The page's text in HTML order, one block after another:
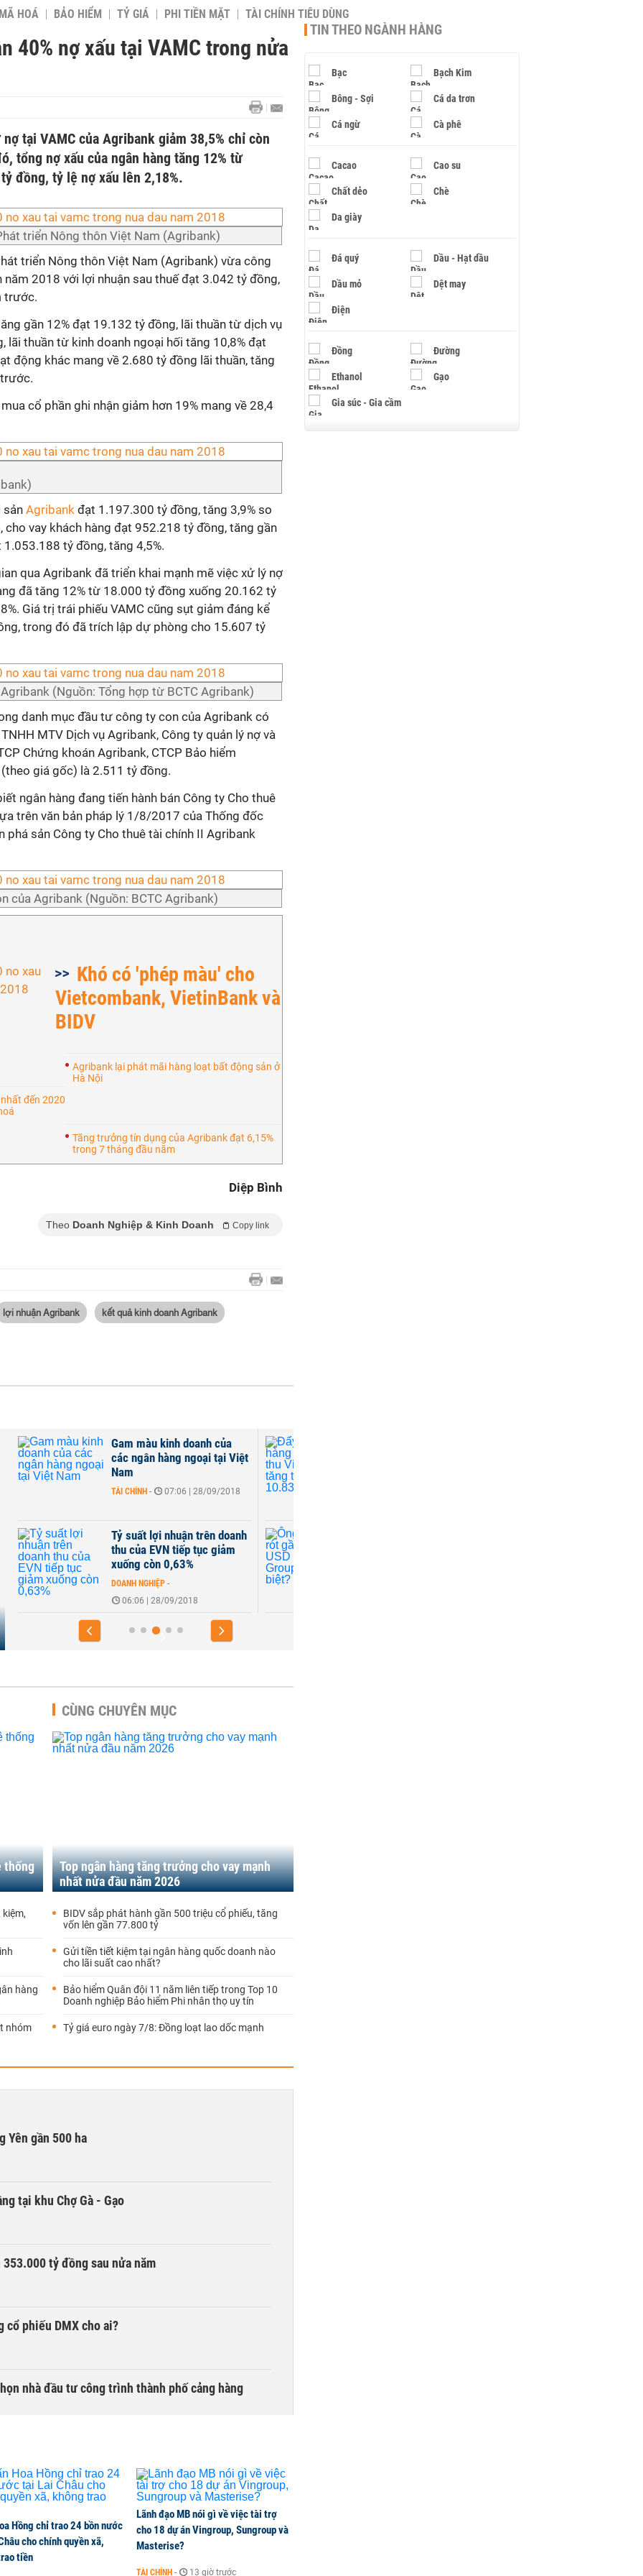
HOÁ BẢO HIỂM TỶ GIÁ PHI TIỀN MẶT TÀI CHÍNH TIÊU DÙNG
40% nợ xấu tại VAMC trong nửa
tại VAMC của Agribank giảm 38,5% chỉ còn
tổng nợ xấu của ngân hàng tăng 12% từ
đồng, tỷ lệ nợ xấu lên 2,18%.
triển Nông thôn Việt Nam (Agribank)
triển Nông thôn Việt Nam (Agribank) vừa công
năm 2018 với lợi nhuận sau thuế đạt 3.042 tỷ đồng,
trước.
gần 12% đạt 19.132 tỷ đồng, lãi thuần từ dịch vụ
lãi thuần từ kinh doanh ngoại hối tăng 10,8% đạt
động khác mang về 2.680 tỷ đồng lãi thuần, tăng
cổ phần ghi nhận giảm hơn 19% mang về 28,4
sản Agribank đạt 1.197.300 tỷ đồng, tăng 3,9% so
vay khách hàng đạt 952.218 tỷ đồng, tăng gần
tỷ đồng, tăng 4,5%.
qua Agribank đã triển khai mạnh mẽ việc xử lý nợ
đã tăng 12% từ 18.000 tỷ đồng xuống 20.162 tỷ
Giá trị trái phiếu VAMC cũng sụt giảm đáng kể
trong đó đã trích lập dự phòng cho 15.607 tỷ
(Nguồn: Tổng hợp từ BCTC Agribank)
danh mục đầu tư công ty con của Agribank có
MTV Dịch vụ Agribank, Công ty quản lý nợ và
Chứng khoán Agribank, CTCP Bảo hiểm
giá gốc) là 2.511 tỷ đồng.
ngân hàng đang tiến hành bán Công ty Cho thuê
trên văn bản pháp lý 1/8/2017 của Thống đốc
phá sản Công ty Cho thuê tài chính II Agribank
của Agribank (Nguồn: BCTC Agribank)
Khó có 'phép màu' cho
Vietcombank, VietinBank và
BIDV
Agribank lại phát mãi hàng loạt bất động sản ở
Hà Nội
đến 2020
Tăng trưởng tín dụng của Agribank đạt 6,15%
trong 7 tháng đầu năm
Diệp Bình
Theo Doanh Nghiệp & Kinh Doanh Copy link
lợi nhuận Agribank kết quả kinh doanh Agribank
Gam màu kinh doanh của
các ngân hàng ngoại tại Việt
Nam
TÀI CHÍNH - 07:06 | 28/09/2018
Tỷ suất lợi nhuận trên doanh
thu của EVN tiếp tục giảm
xuống còn 0,63%
DOANH NGHIỆP -
06:06 | 28/09/2018
thống
hàng
nhóm
CÙNG CHUYÊN MỤC
Top ngân hàng tăng trưởng cho vay mạnh
nhất nửa đầu năm 2026
BIDV sắp phát hành gần 500 triệu cổ phiếu, tăng
vốn lên gần 77.800 tỷ
Gửi tiền tiết kiệm tại ngân hàng quốc doanh nào
cho lãi suất cao nhất?
Bảo hiểm Quân đội 11 năm liên tiếp trong Top 10
Doanh nghiệp Bảo hiểm Phi nhân thọ uy tín
Tỷ giá euro ngày 7/8: Đồng loạt lao dốc mạnh
Yên gần 500 ha
tại khu Chợ Gà - Gạo
tỷ đồng sau nửa năm
cổ phiếu DMX cho ai?
nhà đầu tư công trình thành phố cảng hàng
ai đã mua vào?
lao động công trình đóng BHXH bắt buộc
Hồng chỉ trao 24 bồn nước
cho chính quyền xã,
tiền
Lãnh đạo MB nói gì về việc tài trợ
cho 18 dự án Vingroup, Sungroup và
Masterise?
TÀI CHÍNH - 13 giờ trước
TIN THEO NGÀNH HÀNG
Bạc Bạch Kim
Bông - Sợi Cá da trơn
Cá ngừ Cà phê
Cacao Cao su
Chất dẻo Chè
Da giày
Đá quý Dầu - Hạt dầu
Dầu mỏ Dệt may
Điện
Đồng Đường
Ethanol Gạo
Gia súc - Gia cầm